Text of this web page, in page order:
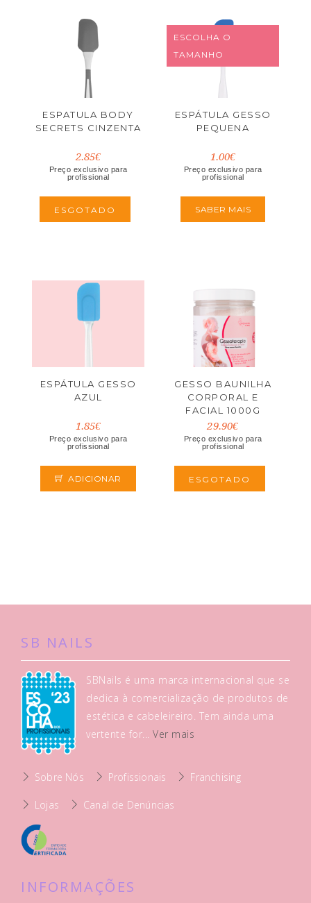
ESPATULA BODY
SECRETS CINZENTA
2.85€
Preço exclusivo para
profissional
ESGOTADO
ESCOLHA O
TAMANHO
ESPÁTULA GESSO
PEQUENA
1.00€
Preço exclusivo para
profissional
SABER MAIS
ESPÁTULA GESSO
AZUL
1.85€
Preço exclusivo para
profissional
ADICIONAR
GESSO BAUNILHA
CORPORAL E
FACIAL 1000G
29.90€
Preço exclusivo para
profissional
ESGOTADO
SB NAILS
SBNails é uma marca internacional que se
dedica à comercialização de produtos de
estética e cabeleireiro. Tem ainda uma
vertente for...Ver mais
Sobre Nós Profissionais Franchising
Lojas Canal de Denúncias
INFORMAÇÕES